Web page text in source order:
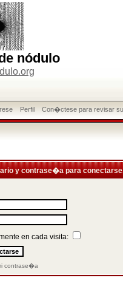
nódulo
Perfil Con�ctese para revisar
y contrase�a para
en cada visita:
contrase�a